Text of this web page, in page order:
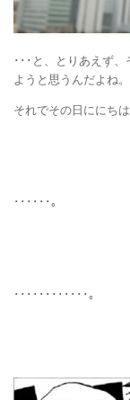
･･･と、とりあえず
ようと思うんだよね。
それでその日ににち
･･････。
････････････。